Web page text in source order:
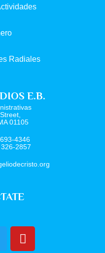
Radiales
E.B.
01105
4346
2857